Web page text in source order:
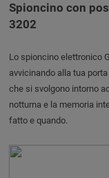
Spioncino con
3202
Lo spioncino elettronico
avvicinando alla tua
che si svolgono intorno
notturna e la memoria
fatto e quando.